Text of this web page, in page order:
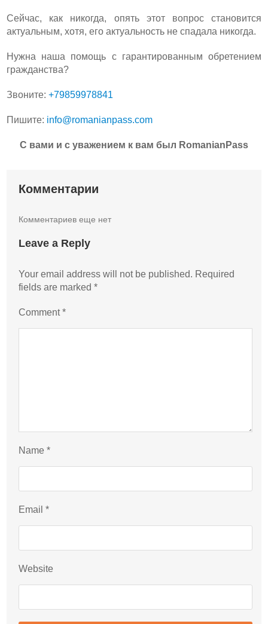
Сейчас, как никогда, опять этот вопрос становится
актуальным, хотя, его актуальность не спадала никогда.
Нужна наша помощь с гарантированным обретением
гражданства?
Звоните:+79859978841
Пишите: info@romanianpass.com
С вами и с уважением к вам был RomanianPass
Комментарии
Комментариев еще нет
Leave a Reply
Your email address will not be published. Required
fields are marked*
Comment*
Name*
Email*
Website